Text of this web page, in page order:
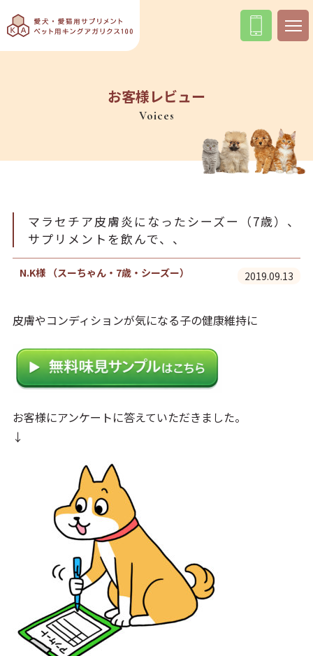
お客様レビュー
Voices
マラセチア皮膚炎になったシーズー（7歳）、
サプリメントを飲んで、、
N.K様 （スーちゃん・7歳・シーズー） 2019.09.13
皮膚やコンディションが気になる子の健康維持に
お客様にアンケートに答えていただきました。
↓